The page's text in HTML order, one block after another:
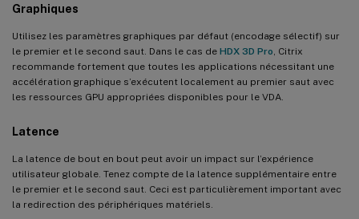
Graphiques
Utilisez les paramètres graphiques par défaut (encodage sélectif) sur
le premier et le second saut. Dans le cas de HDX 3D Pro, Citrix
recommande fortement que toutes les applications nécessitant une
accélération graphique s’exécutent localement au premier saut avec
les ressources GPU appropriées disponibles pour le VDA.
Latence
La latence de bout en bout peut avoir un impact sur l’expérience
utilisateur globale. Tenez compte de la latence supplémentaire entre
le premier et le second saut. Ceci est particulièrement important avec
la redirection des périphériques matériels.